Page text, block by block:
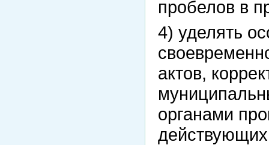
пробелов в
4) уделять
актов,
органами
действующих